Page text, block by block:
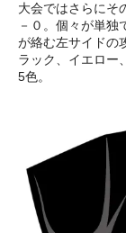
大会ではさらにそ
－０。個々が単独
が絡む左サイドの
ラック、イエロー
5色。